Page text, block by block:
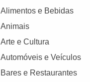
Alimentos e Bebidas
Animais
Arte e Cultura
Automóveis e Veículos
Bares e Restaurantes